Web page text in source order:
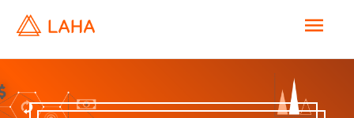
M
a
i